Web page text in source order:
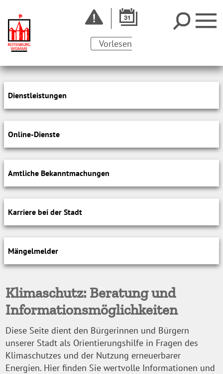
Vorlesen
Dienstleistungen
Online-Dienste
Amtliche Bekanntmachungen
Karriere bei der Stadt
Mängelmelder
Klimaschutz: Beratung und
Informationsmöglichkeiten
Diese Seite dient den Bürgerinnen und Bürgern
unserer Stadt als Orientierungshilfe in Fragen des
Klimaschutzes und der Nutzung erneuerbarer
Energien. Hier finden Sie wertvolle Informationen und